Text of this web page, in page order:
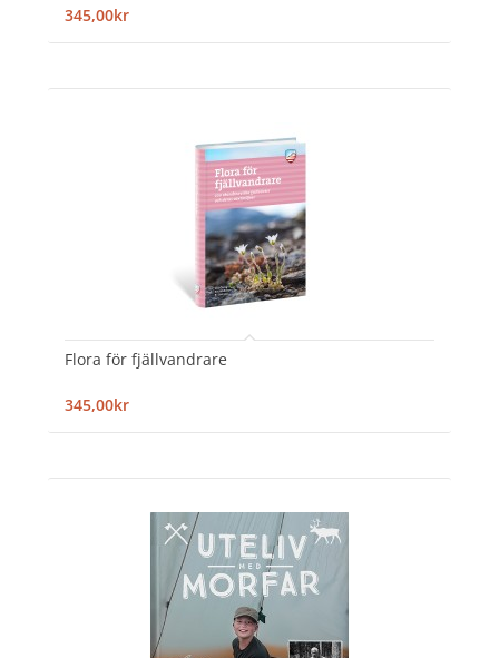
345,00kr
Flora för fjällvandrare
345,00kr